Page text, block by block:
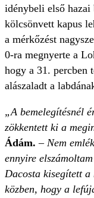
idénybeli első
kölcsönvett kapus
a mérkőzést
0-ra megnyerte a
hogy a 31. percben
alászaladt a
„A bemelegítésnél
zökkentett ki a
Ádám.– Nem
ennyire
Dacosta kisegített a
közben, hogy a